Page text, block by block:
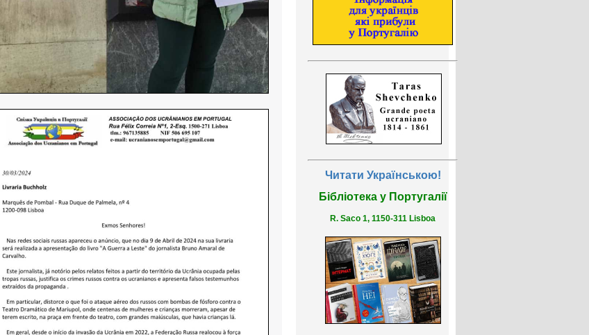
Читати Українською!
Бібліотека у Португалії
R. Saco 1, 1150-311 Lisboa